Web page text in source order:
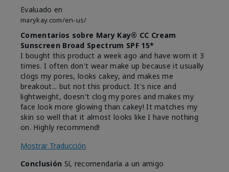
Evaluado en
marykay.com/en-us/
Comentarios sobre Mary Kay® CC Cream
Sunscreen Broad Spectrum SPF 15*
I bought this product a week ago and have worn it 3
times. I often don't wear make up because it usually
clogs my pores, looks cakey, and makes me
breakout... but not this product. It's nice and
lightweight, doesn't clog my pores and makes my
face look more glowing than cakey! It matches my
skin so well that it almost looks like I have nothing
on. Highly recommend!
Mostrar Traducción
Conclusión Sí, recomendaría a un amigo